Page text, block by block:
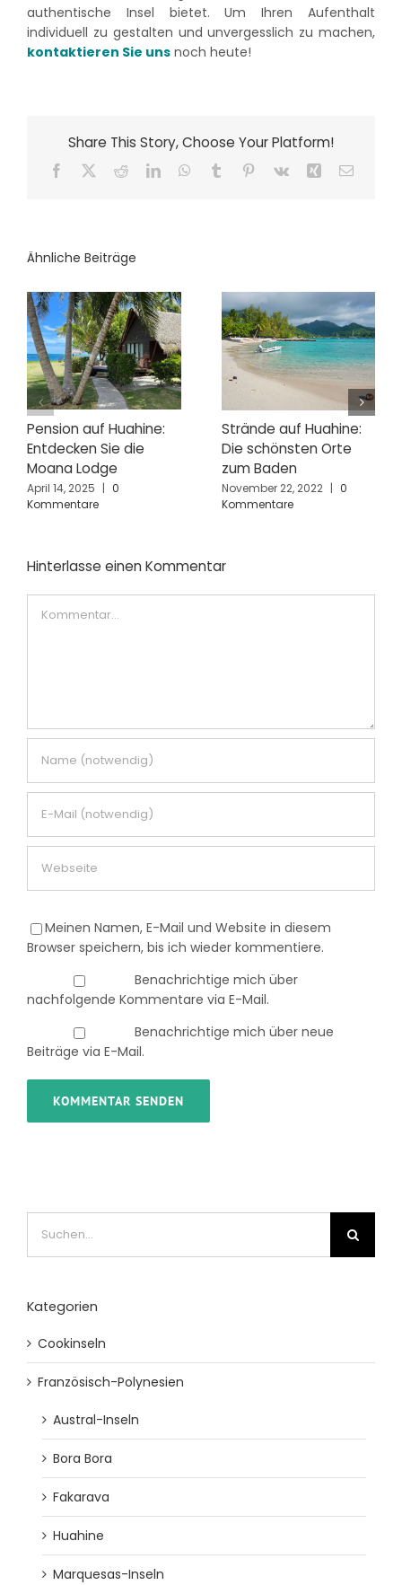
authentische Insel bietet. Um Ihren Aufenthalt
individuell zu gestalten und unvergesslich zu machen,
kontaktieren Sie uns noch heute!
Share This Story, Choose Your Platform!
Facebook RedditLinkedInWhatsApp
Tumblr Pinterest
Vk Xing E-
Ähnliche Beiträge
Pension auf Huahine:
Entdecken Sie die
Moana Lodge
April 14, 2025 | 0
Kommentare
Strände auf Huahine:
Die schönsten Orte
zum Baden
November 22, 2022 | 0
Kommentare
Hinterlasse einen Kommentar
Meinen Namen, E-Mail und Website in diesem
Browser speichern, bis ich wieder kommentiere.
Benachrichtige mich über
nachfolgende Kommentare via E-Mail.
Benachrichtige mich über neue
Beiträge via E-Mail.
nach:
Kategorien
Cookinseln
Französisch-Polynesien
Austral-Inseln
Bora Bora
Fakarava
Huahine
Marquesas-Inseln